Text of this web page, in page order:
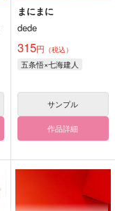
まにまに
dede
315円 （税込）
五条悟×七海建人
サンプル
作品詳細